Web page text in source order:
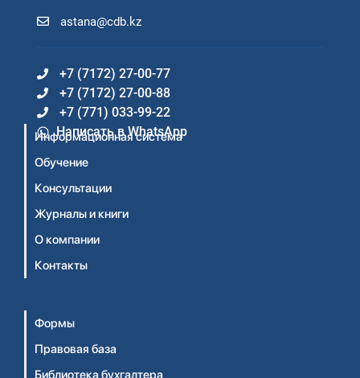
astana@cdb.kz
+7 (7172) 27-00-77
+7 (7172) 27-00-88
+7 (771) 033-99-22
Написать в WhatsApp
Информационная система
Обучение
Консультации
Журналы и книги
О компании
Контакты
Формы
Правовая база
Библиотека бухгалтера